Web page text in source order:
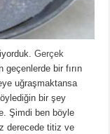
Gerçek
bir fırın
uğraşmaktansa
bir şey
Şimdi ben böyle
derecede titiz ve